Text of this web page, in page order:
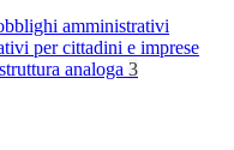
amministrativi
per cittadini e imprese
analoga 3